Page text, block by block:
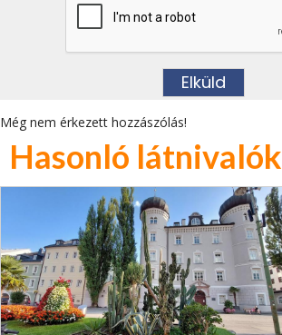
Még nem érkezett hozzászólás!
Hasonló látnivalók